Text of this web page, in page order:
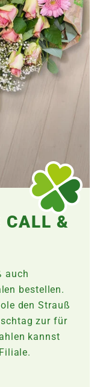
CALL &
auch
bestellen.
den Strauß
zur für
kannst
Filiale.